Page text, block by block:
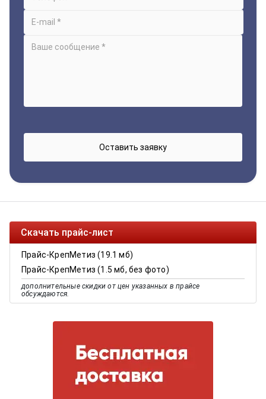
Скачать прайс-лист
Прайс-КрепМетиз (19.1 мб)
Прайс-КрепМетиз (1.5 мб, без фото)
дополнительные скидки от цен указанных в прайсе
обсуждаются.